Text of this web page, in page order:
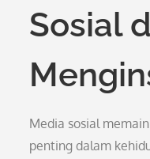
Sosial
Media sosial
penting dalam